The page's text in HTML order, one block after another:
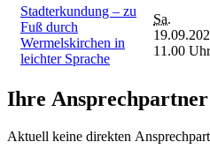
Stadterkundung – zu
Fuß durch
Wermelskirchen in
leichter Sprache
Sa.
11.00 Uhr
Ihre Ansprechpartner
Aktuell keine direkten